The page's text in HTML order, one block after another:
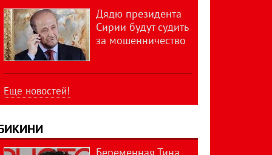
Дядю президента
Сирии будут судить
за мошенничество
Еще новостей!